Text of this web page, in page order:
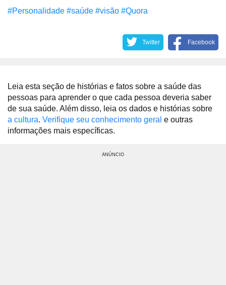
#Personalidade #saúde #visão #Quora
Twitter Facebook
Leia esta seção de histórias e fatos sobre a saúde das
pessoas para aprender o que cada pessoa deveria saber
de sua saúde. Além disso, leia os dados e histórias sobre
a cultura. Verifique seu conhecimento geral e outras
informações mais específicas.
ANÚNCIO